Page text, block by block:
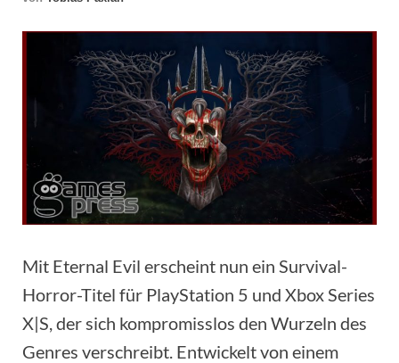
Mit Eternal Evil erscheint nun ein Survival-
Horror-Titel für PlayStation 5 und Xbox Series
X|S, der sich kompromisslos den Wurzeln des
Genres verschreibt. Entwickelt von einem